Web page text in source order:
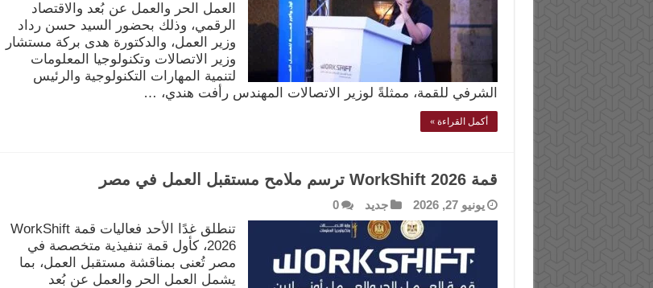
العمل الحر والعمل عن بُعد والاقتصاد
الرقمي، وذلك بحضور السيد حسن رداد
وزير العمل، والدكتورة هدى بركة مستشار
وزير الاتصالات وتكنولوجيا المعلومات
لتنمية المهارات التكنولوجية والرئيس
الشرفي للقمة، ممثلةً لوزير الاتصالات المهندس رأفت هندي، …
أكمل القراءة »
قمة WorkShift 2026 ترسم ملامح مستقبل العمل في مصر
يونيو 27, 2026 جديد 0
تنطلق غدًا الأحد فعاليات قمة WorkShift
2026، كأول قمة تنفيذية متخصصة في
مصر تُعنى بمناقشة مستقبل العمل، بما
يشمل العمل الحر والعمل عن بُعد